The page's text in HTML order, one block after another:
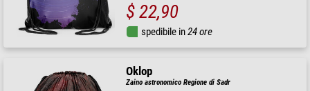
$ 22,90
spedibile in24 ore
Oklop
Zaino astronomico Regione di Sadr